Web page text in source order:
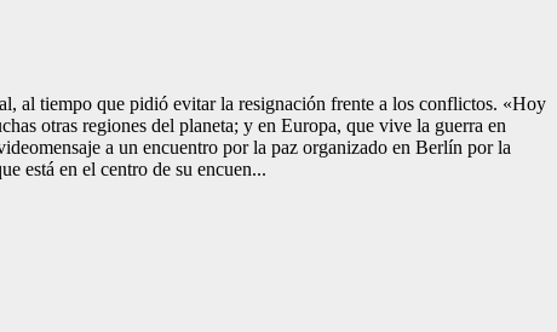
al tiempo que pidió evitar la resignación frente a los conflictos. «Hoy
otras regiones del planeta; y en Europa, que vive la guerra en
a un encuentro por la paz organizado en Berlín por la
está en el centro de su encuen...